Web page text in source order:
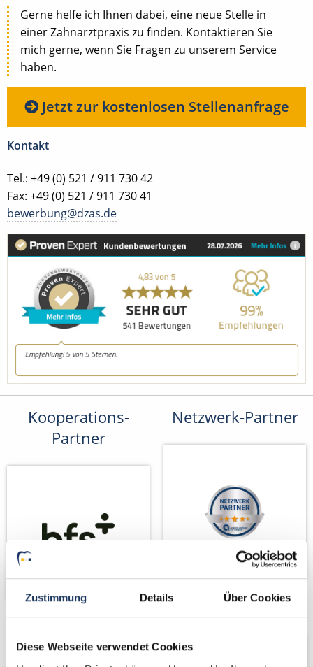
Zustimmung Details Über Cookies
Diese Webseite verwendet Cookies
Gerne helfe ich Ihnen dabei, eine neue Stelle in
einer Zahnarztpraxis zu finden. Kontaktieren Sie
mich gerne, wenn Sie Fragen zu unserem Service
haben.
Jetzt zur kostenlosen Stellenanfrage
Kontakt
Tel.: +49 (0) 521 / 911 730 42
Fax: +49 (0) 521 / 911 730 41
bewerbung@dzas.de
Kooperations-
Partner
Netzwerk-Partner
Partner von